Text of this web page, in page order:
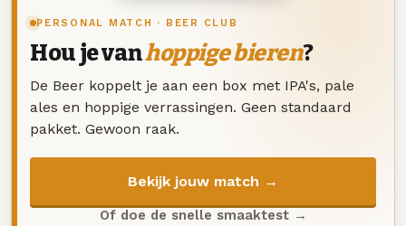
PERSONAL MATCH · BEER CLUB
Hou je vanhoppige bieren?
De Beer koppelt je aan een box met IPA's, pale
ales en hoppige verrassingen. Geen standaard
pakket. Gewoon raak.
Bekijk jouw match →
Of doe de snelle smaaktest →